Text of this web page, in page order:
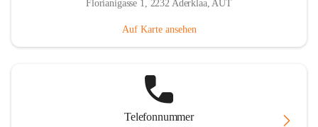
Florianigasse 1, 2232 Aderklaa, AUT
Auf Karte ansehen
Telefonnummer